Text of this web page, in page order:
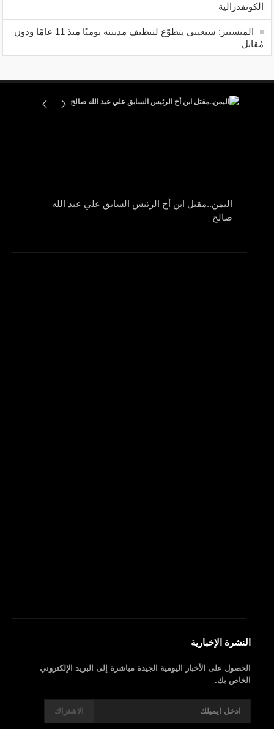
الكونفدرالية
المنستير: سبعيني يتطوّع لتنظيف مدينته يوميًا منذ 11 عامًا ودون
مُقابل
اليمن..مقتل ابن أخ الرئيس السابق علي عبد الله
صالح
النشرة الإخبارية
الحصول على الأخبار اليومية الجيدة مباشرة إلى البريد الإلكتروني
الخاص بك.
الاشتراك